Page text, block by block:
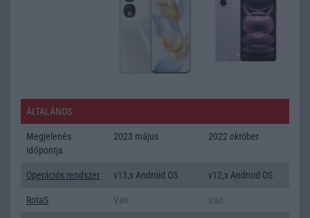
ÁLTALÁNOS
Megjelenés
időpontja
2023 május 2022 október
Operációs rendszer v13,x Android OS v12,x Android OS
RotaS Van Van